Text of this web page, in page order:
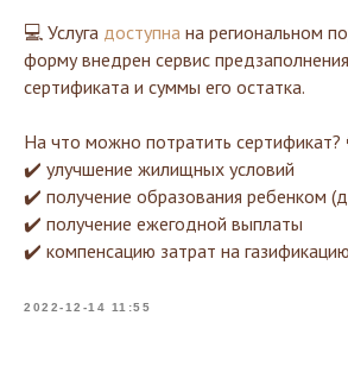
💻 Услуга доступна на региональном
форму внедрен сервис
сертификата и суммы его остатка.
На что можно потратить сертификат?
✔️ улучшение жилищных условий
✔️ получение образования ребенком
✔️ получение ежегодной выплаты
✔️ компенсацию затрат на
2022-12-14 11:55